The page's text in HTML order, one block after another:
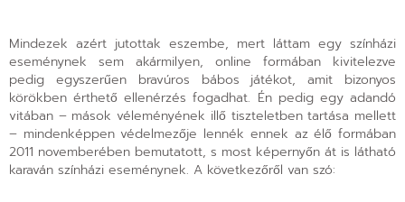
Mindezek azért jutottak eszembe, mert láttam egy színházi
eseménynek sem akármilyen, online formában kivitelezve
pedig egyszerűen bravúros bábos játékot, amit bizonyos
körökben érthető ellenérzés fogadhat. Én pedig egy adandó
vitában – mások véleményének illő tiszteletben tartása mellett
– mindenképpen védelmezője lennék ennek az élő formában
2011 novemberében bemutatott, s most képernyőn át is látható
karaván színházi eseménynek. A következőről van szó: